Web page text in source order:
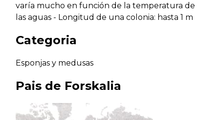
varía mucho en función de la temperatura de
las aguas - Longitud de una colonia: hasta 1 m
Categoria
Esponjas y medusas
Pais de Forskalia